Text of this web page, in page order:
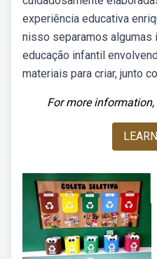
experiência educativa
nisso separamos
educação infantil
materiais para criar, junto
For more